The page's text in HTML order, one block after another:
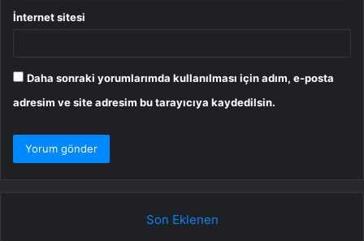
İnternet sitesi
Daha sonraki yorumlarımda kullanılması için adım, e-posta
adresim ve site adresim bu tarayıcıya kaydedilsin.
Son Eklenen